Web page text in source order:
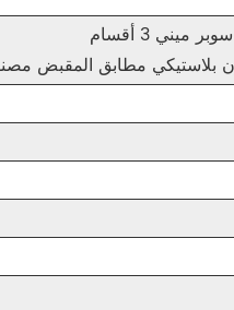
3 أقسام
بلاستيكي مطابق المقبض